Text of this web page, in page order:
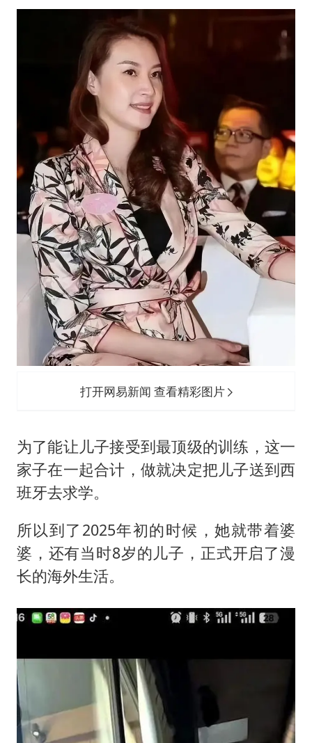
打开网易新闻 查看精彩图片
为了能让儿子接受到最顶级的训练，这一
家子在一起合计，做就决定把儿子送到西
班牙去求学。
所以到了2025年初的时候，她就带着婆
婆，还有当时8岁的儿子，正式开启了漫
长的海外生活。